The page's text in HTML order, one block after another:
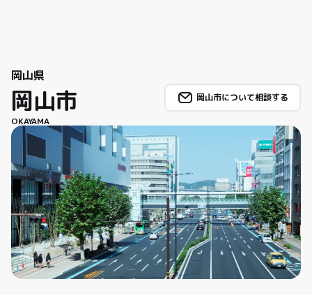
岡山県
岡山市
OKAYAMA
岡山市について相談する